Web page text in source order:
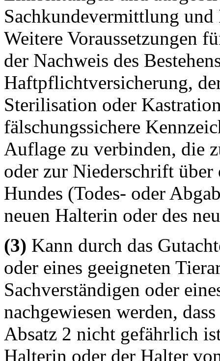
Sachkundevermittlung
Weitere Voraussetzungen
der Nachweis des
Haftpflichtversicherung,
Sterilisation oder
fälschungssichere
Auflage zu verbinden, die
oder zur Niederschrift über
Hundes (Todes- oder
neuen Halterin oder des
(3) Kann durch das
oder eines geeigneten
Sachverständigen oder
nachgewiesen werden,
Absatz 2 nicht gefährlich
Halterin oder der Halter